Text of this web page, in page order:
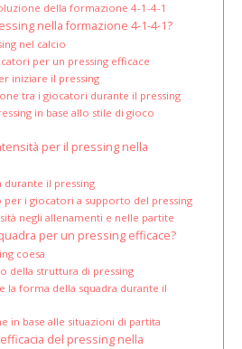
della formazione 4-1-4-1
nella formazione 4-1-4-1?
nel calcio
per un pressing efficace
iniziare il pressing
tra i giocatori durante il pressing
in base allo stile di gioco
per il pressing nella
durante il pressing
i giocatori a supporto del pressing
negli allenamenti e nelle partite
per un pressing efficace?
coesa
della struttura di pressing
la forma della squadra durante il
in base alle situazioni di partita
del pressing nella